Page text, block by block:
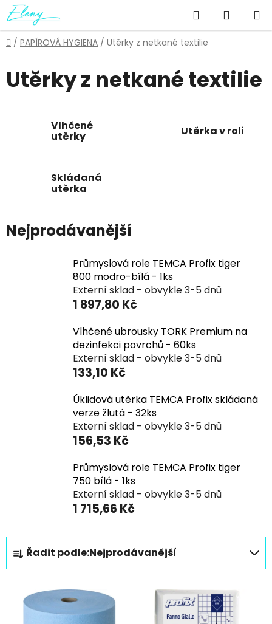
Přejít
na
obsah
Hledat
KOŠÍK
Domů
/ PAPÍROVÁ HYGIENA / Utěrky z netkané textilie
Utěrky z netkané textilie
Vlhčené
utěrky Utěrka v roli
Skládaná
utěrka
Nejprodávanější
Průmyslová role TEMCA Profix tiger
800 modro-bílá - 1ks
Externí sklad - obvykle 3-5 dnů
1 897,80 Kč
Vlhčené ubrousky TORK Premium na
dezinfekci povrchů - 60ks
Externí sklad - obvykle 3-5 dnů
133,10 Kč
Úklidová utěrka TEMCA Profix skládaná
verze žlutá - 32ks
Externí sklad - obvykle 3-5 dnů
156,53 Kč
Průmyslová role TEMCA Profix tiger
750 bílá - 1ks
Externí sklad - obvykle 3-5 dnů
1 715,66 Kč
Ř
a
z
Řadit podle:Nejprodávanější